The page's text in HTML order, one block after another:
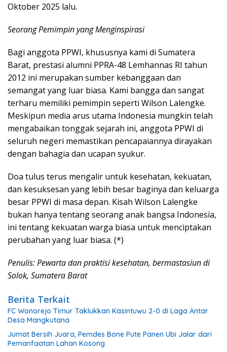
Oktober 2025 lalu.
Seorang Pemimpin yang Menginspirasi
Bagi anggota PPWI, khususnya kami di Sumatera
Barat, prestasi alumni PPRA-48 Lemhannas RI tahun
2012 ini merupakan sumber kebanggaan dan
semangat yang luar biasa. Kami bangga dan sangat
terharu memiliki pemimpin seperti Wilson Lalengke.
Meskipun media arus utama Indonesia mungkin telah
mengabaikan tonggak sejarah ini, anggota PPWI di
seluruh negeri memastikan pencapaiannya dirayakan
dengan bahagia dan ucapan syukur.
Doa tulus terus mengalir untuk kesehatan, kekuatan,
dan kesuksesan yang lebih besar baginya dan keluarga
besar PPWI di masa depan. Kisah Wilson Lalengke
bukan hanya tentang seorang anak bangsa Indonesia,
ini tentang kekuatan warga biasa untuk menciptakan
perubahan yang luar biasa. (*)
Penulis: Pewarta dan praktisi kesehatan, bermastasiun di
Solok, Sumatera Barat
Berita Terkait
FC Wonorejo Timur Taklukkan Kasintuwu 2-0 di Laga Antar
Desa Mangkutana
Jumat Bersih Juara, Pemdes Bone Pute Panen Ubi Jalar dari
Pemanfaatan Lahan Kosong